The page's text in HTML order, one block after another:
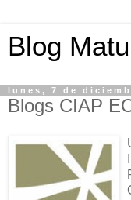
Blog
lunes, 7 de
Blogs CIAP